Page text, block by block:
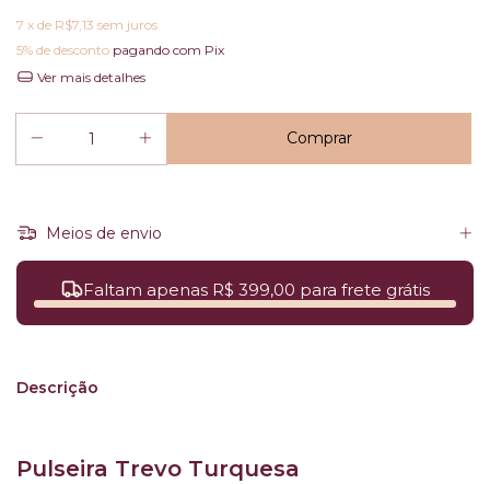
7 x de R$7,13 sem juros
5% de desconto pagando com Pix
Ver mais detalhes
Meios de envio
Faltam apenas R$ 399,00 para frete grátis
Descrição
Pulseira Trevo Turquesa